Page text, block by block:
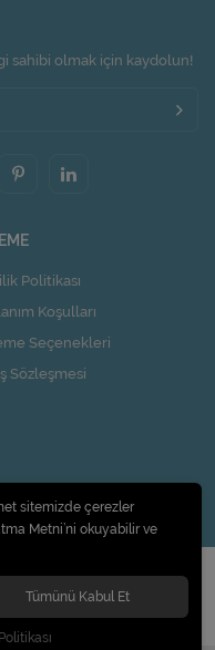
sahibi olmak için kaydolun!
Politikası
Koşulları
Seçenekleri
Sözleşmesi
Şirketi. Tüm hakları saklıdır.
sitemizde çerezler
Metni’ni okuyabilir ve
Tümünü Kabul Et